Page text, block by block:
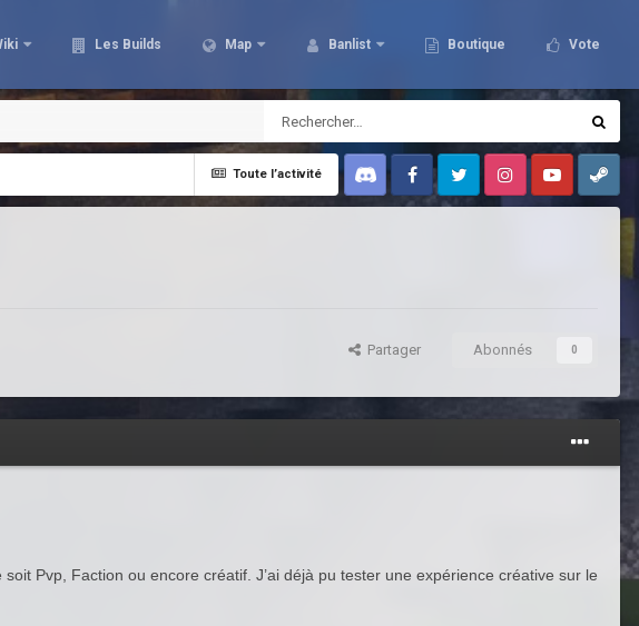
Les Builds Map Banlist Boutique Vote
Toute l’activité
Discord FacebookTwitter InstagramYoutubeSteam
Partager Abonnés 0
Pvp, Faction ou encore créatif. J’ai déjà pu tester une expérience créative sur le